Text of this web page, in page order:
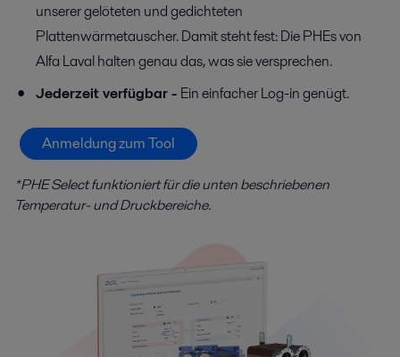
unserer gelöteten und gedichteten
Plattenwärmetauscher. Damit steht fest: Die PHEs von
Alfa Laval halten genau das, was sie versprechen.
Jederzeit verfügbar - Ein einfacher Log-in genügt.
Anmeldung zum Tool
*PHE Select funktioniert für die unten beschriebenen
Temperatur- und Druckbereiche.